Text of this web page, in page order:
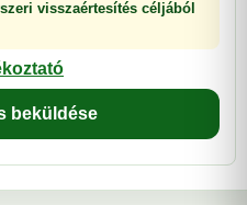
visszaértesítés céljából
beküldése